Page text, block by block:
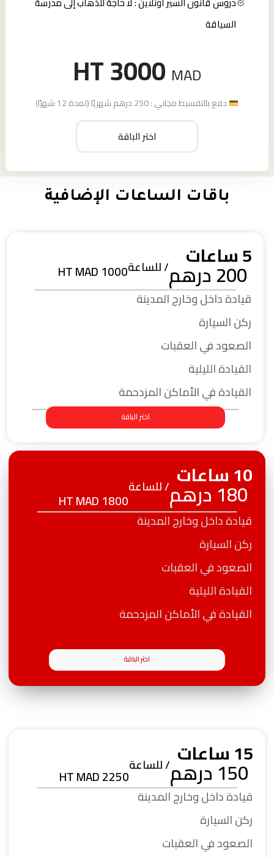
السياقة
HT 3000 MAD
دفع بالتقسيط مجاني : 250 درهم شهريًا (لمدة 12 شهرًا)
اختر الباقة
باقات الساعات الإضافية
5 ساعات
200 درهم / للساعةHT MAD 1000
قيادة داخل وخارج المدينة
ركن السيارة
الصعود في العقبات
القيادة الليلية
القيادة في الأماكن المزدحمة
اختر الباقة
10 ساعات
180 درهم / للساعة
HT MAD 1800
قيادة داخل وخارج المدينة
ركن السيارة
الصعود في العقبات
القيادة الليلية
القيادة في الأماكن المزدحمة
اختر الباقة
15 ساعات
150 درهم / للساعة
HT MAD 2250
قيادة داخل وخارج المدينة
ركن السيارة
الصعود في العقبات